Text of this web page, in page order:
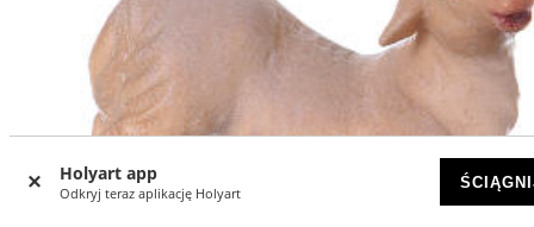
Holyart app
Odkryj teraz aplikację Holyart